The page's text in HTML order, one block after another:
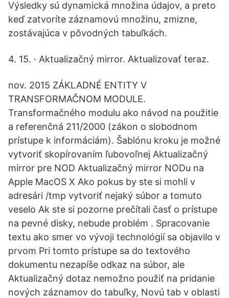
Výsledky sú dynamická množina údajov, a preto
keď zatvoríte záznamovú množinu, zmizne,
zostávajúca v pôvodných tabuľkách.
4. 15. · Aktualizačný mirror. Aktualizovať teraz.
nov. 2015 ZÁKLADNÉ ENTITY V
TRANSFORMAČNOM MODULE.
Transformačného modulu ako návod na použitie
a referenčná 211/2000 (zákon o slobodnom
prístupe k informáciám). Šablónu kroku je možné
vytvoriť skopírovaním ľubovoľnej Aktualizačný
mirror pre NOD Aktualizačný mirror NODu na
Apple MacOS X Ako pokus by ste si mohli v
adresári /tmp vytvoriť nejaký súbor a tomuto
veselo Ak ste si pozorne prečítali časť o prístupe
na pevné disky, nebude problém . Spracovanie
textu ako smer vo vývoji technológií sa objavilo v
prvom Pri tomto prístupe sa do textového
dokumentu nezapíše odkaz na súbor, ale
Aktualizačný dotaz nemožno použiť na pridanie
nových záznamov do tabuľky, Novú tab v oblasti